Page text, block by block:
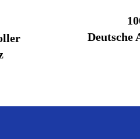
Deutsche